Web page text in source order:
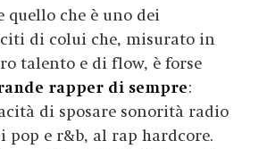
quello che è uno dei
di colui che, misurato in
talento e di flow, è forse
rapper di sempre:
di sposare sonorità radio
pop e r&b, al rap hardcore.